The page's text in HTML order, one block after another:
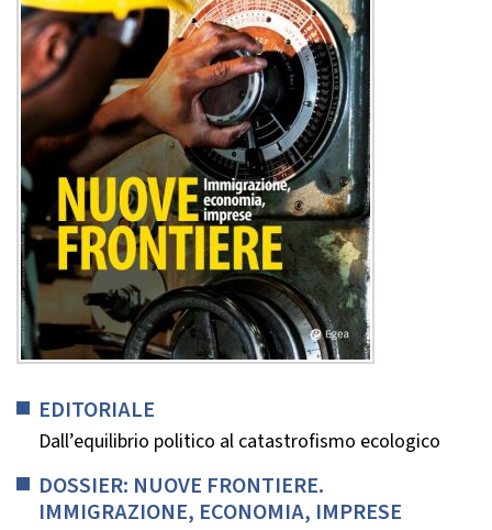
EDITORIALE
Dall’equilibrio politico al catastrofismo ecologico
DOSSIER: NUOVE FRONTIERE.
IMMIGRAZIONE, ECONOMIA, IMPRESE